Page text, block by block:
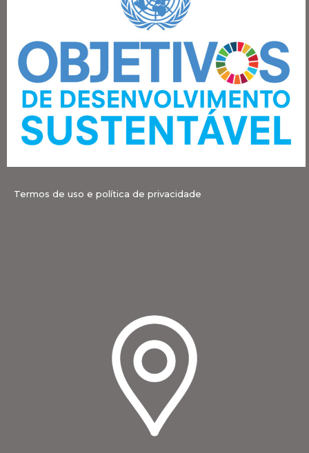
Termos de uso e política de privacidade